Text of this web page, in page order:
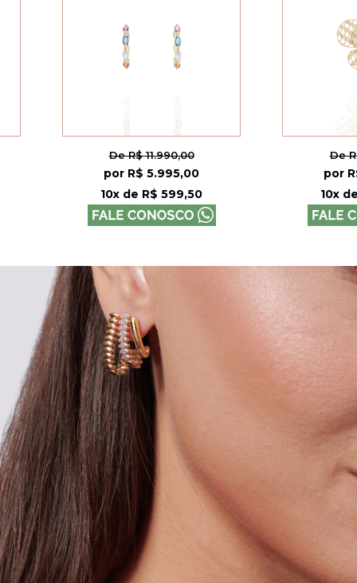
De R$ 11.990,00
por R$ 5.995,00
10x de R$ 599,50
De R$
por R$
10x de R$